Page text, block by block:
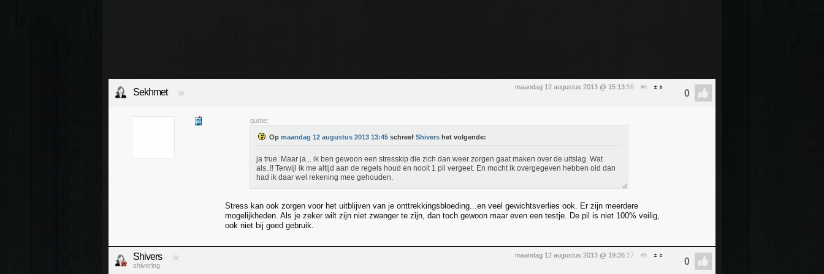
maandag 12 augustus 2013 @ 15:13:56 #8
Sekhmet
quote:
Op maandag 12 augustus 2013 13:45 schreef Shivers het volgende:
ja true. Maar ja... ik ben gewoon een stresskip die zich dan weer zorgen gaat maken over de uitslag. Wat
als..!! Terwijl ik me altijd aan de regels houd en nooit 1 pil vergeet. En mocht ik overgegeven hebben oid dan
had ik daar wel rekening mee gehouden.
Stress kan ook zorgen voor het uitblijven van je onttrekkingsbloeding...en veel gewichtsverlies ook. Er zijn meerdere
mogelijkheden. Als je zeker wilt zijn niet zwanger te zijn, dan toch gewoon maar even een testje. De pil is niet 100% veilig,
ook niet bij goed gebruik.
maandag 12 augustus 2013 @ 19:36:17 #9
Shivers
shivering